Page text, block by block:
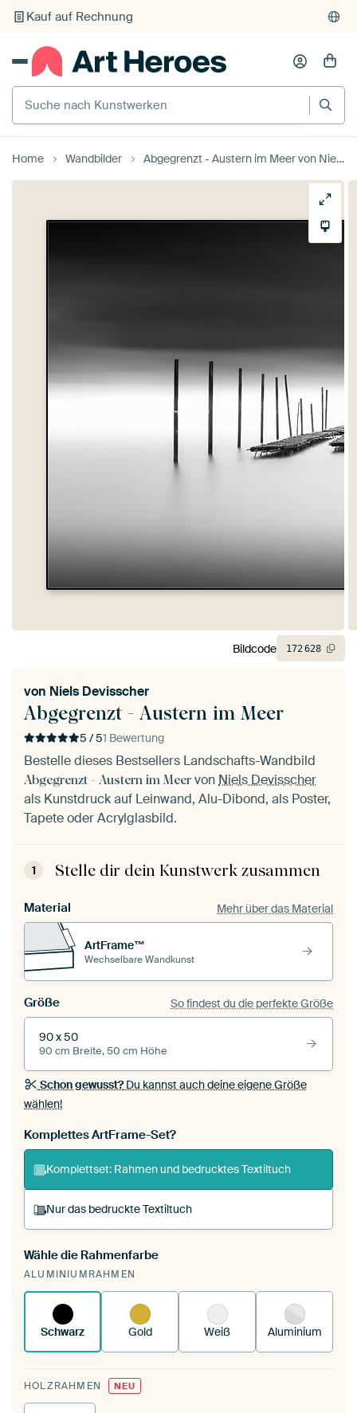
Kauf auf Rechnung
Individueller Druck auf Bestellung
Suche nach Kunstwerken
Home Wandbilder Abgegrenzt - Austern im Meer von Niels Devisscher
Abgegrenzt - Austern im Meer
von Niels Devisscher
5 / 51 Bewertung
Bestelle dieses Bestsellers Landschafts-Wandbild
Abgegrenzt - Austern im Meer vonNiels Devisscher
als Kunstdruck auf Leinwand, Alu-Dibond, als Poster,
Tapete oder Acrylglasbild.
1 Stelle dir dein Kunstwerk zusammen
Material Mehr über das Material
ArtFrame™
Wechselbare Wandkunst
Größe So findest du die perfekte Größe
90 x 50
90 cm Breite, 50 cm Höhe
Schon gewusst?Du kannst auch deine eigene Größe
wählen!
Komplettes ArtFrame-Set?
Komplettset: Rahmen und bedrucktes Textiltuch
Nur das bedruckte Textiltuch
Du spannst einen wechselbaren Textiltuch in
deinen vorhandenen ArtFrame™.
funktioniert es.
Wähle die Rahmenfarbe
ALUMINIUMRAHMEN
Schwarz Gold Weiß Aluminium
HOLZRAHMEN NEU
Bildcode 172628